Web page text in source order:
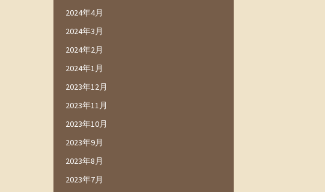
2024年4月
2024年3月
2024年2月
2024年1月
2023年12月
2023年11月
2023年10月
2023年9月
2023年8月
2023年7月